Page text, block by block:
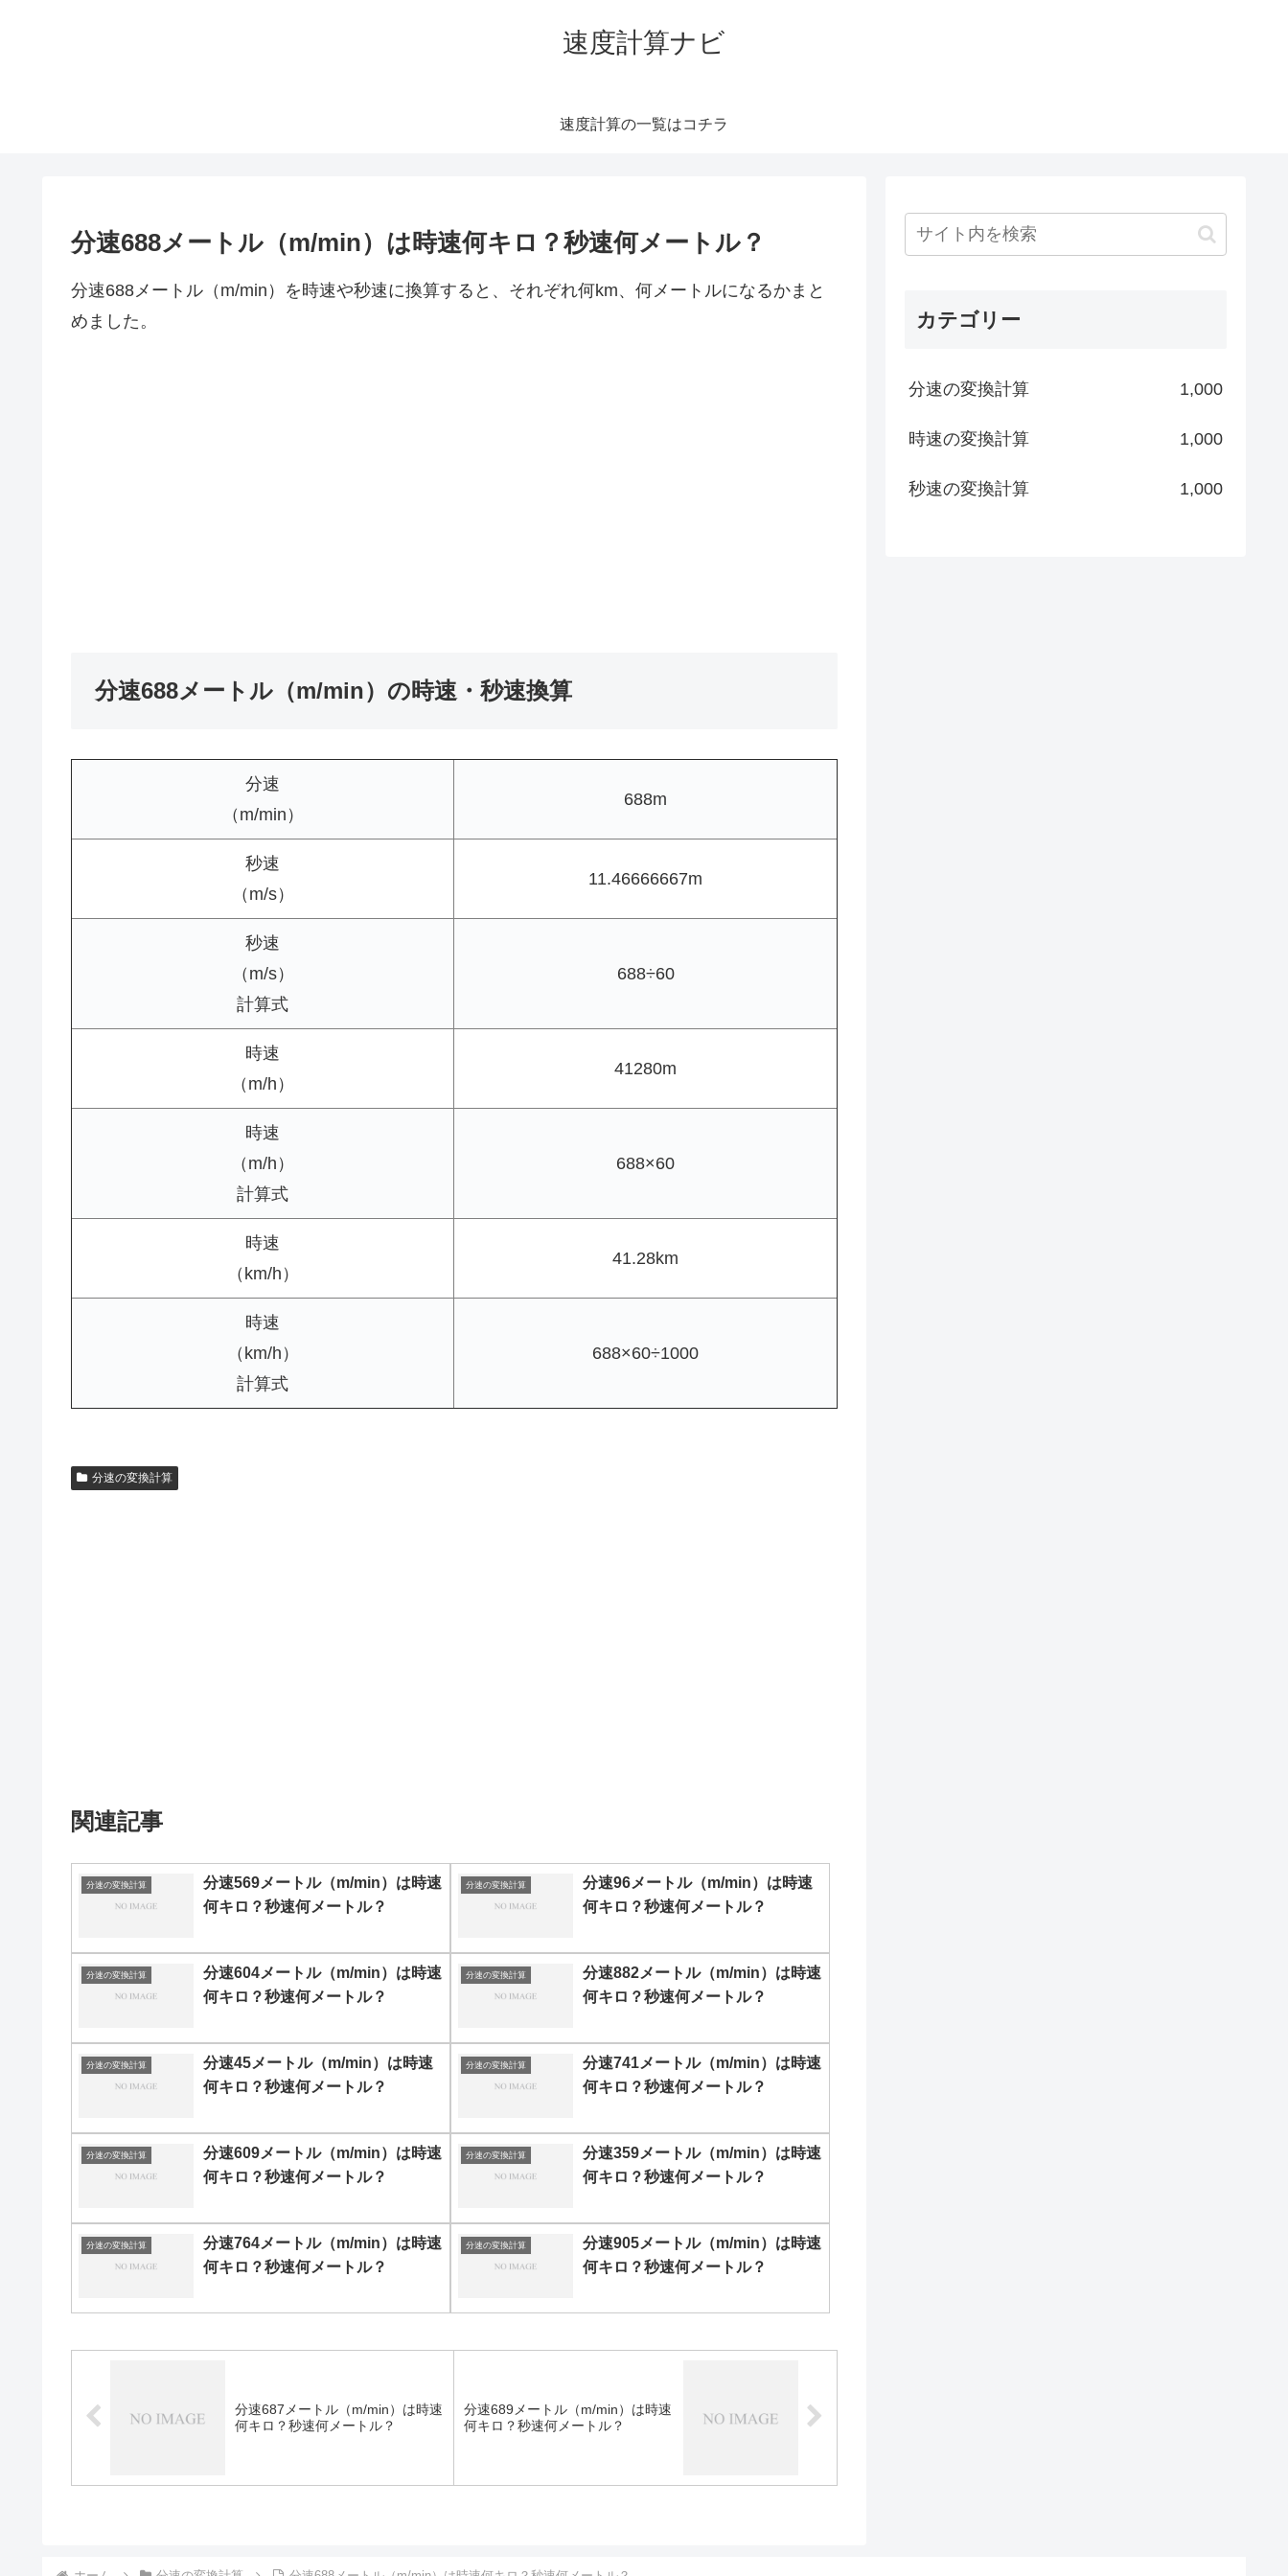
速度計算ナビ
速度計算の一覧はコチラ
分速688メートル（m/min）は時速何キロ？秒速何メートル？
分速688メートル（m/min）を時速や秒速に換算すると、それぞれ何km、何メートルになるかまと
めました。
分速688メートル（m/min）の時速・秒速換算
分速
（m/min）
688m
秒速
（m/s）
11.46666667m
秒速
（m/s）
計算式
688÷60
時速
（m/h）
41280m
時速
（m/h）
計算式
688×60
時速
（km/h）
41.28km
時速
（km/h）
計算式
688×60÷1000
分速の変換計算
関連記事
分速の変換計算
分速569メートル（m/min）は時速
何キロ？秒速何メートル？
分速の変換計算
分速96メートル（m/min）は時速
何キロ？秒速何メートル？
分速の変換計算
分速604メートル（m/min）は時速
何キロ？秒速何メートル？
分速の変換計算
分速882メートル（m/min）は時速
何キロ？秒速何メートル？
分速の変換計算
分速45メートル（m/min）は時速
何キロ？秒速何メートル？
分速の変換計算
分速741メートル（m/min）は時速
何キロ？秒速何メートル？
分速の変換計算
分速609メートル（m/min）は時速
何キロ？秒速何メートル？
分速の変換計算
分速359メートル（m/min）は時速
何キロ？秒速何メートル？
分速の変換計算
分速764メートル（m/min）は時速
何キロ？秒速何メートル？
分速の変換計算
分速905メートル（m/min）は時速
何キロ？秒速何メートル？
分速687メートル（m/min）は時速
何キロ？秒速何メートル？
分速689メートル（m/min）は時速
何キロ？秒速何メートル？
カテゴリー
分速の変換計算 1,000
時速の変換計算 1,000
秒速の変換計算 1,000